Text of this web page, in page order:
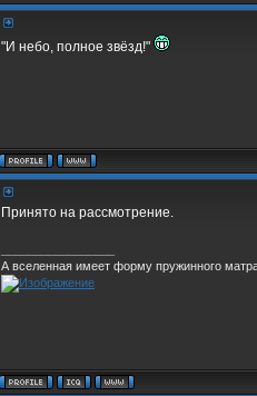
"И небо, полное звёзд!"
Принято на рассмотрение.
А вселенная имеет форму пружинного